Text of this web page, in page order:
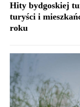
Hity bydgoskiej
turyści i
roku